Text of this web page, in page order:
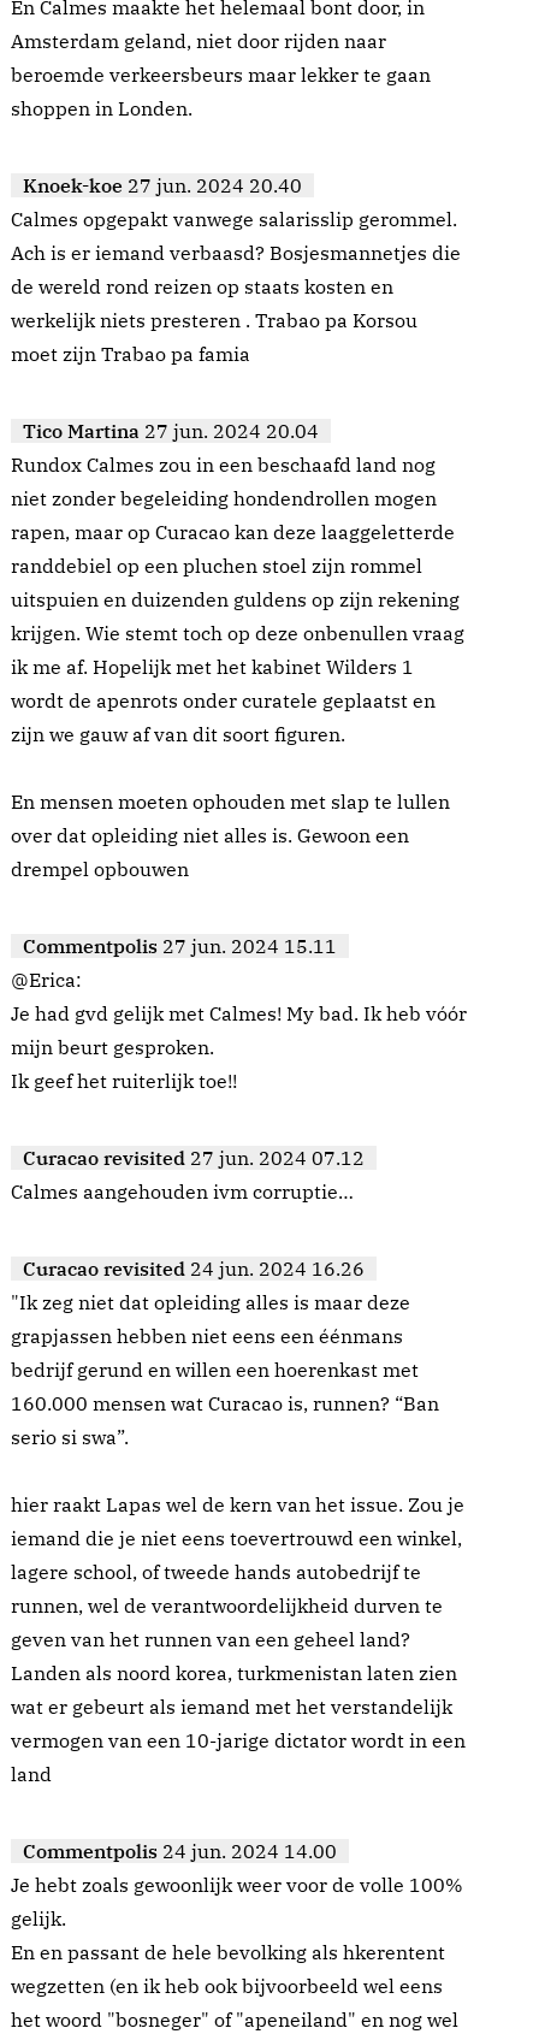
En Calmes maakte het helemaal bont door, in
Amsterdam geland, niet door rijden naar
beroemde verkeersbeurs maar lekker te gaan
shoppen in Londen.
Knoek-koe 27 jun. 2024 20.40
Calmes opgepakt vanwege salarisslip gerommel.
Ach is er iemand verbaasd? Bosjesmannetjes die
de wereld rond reizen op staats kosten en
werkelijk niets presteren . Trabao pa Korsou
moet zijn Trabao pa famia
Tico Martina 27 jun. 2024 20.04
Rundox Calmes zou in een beschaafd land nog
niet zonder begeleiding hondendrollen mogen
rapen, maar op Curacao kan deze laaggeletterde
randdebiel op een pluchen stoel zijn rommel
uitspuien en duizenden guldens op zijn rekening
krijgen. Wie stemt toch op deze onbenullen vraag
ik me af. Hopelijk met het kabinet Wilders 1
wordt de apenrots onder curatele geplaatst en
zijn we gauw af van dit soort figuren.
En mensen moeten ophouden met slap te lullen
over dat opleiding niet alles is. Gewoon een
drempel opbouwen
Commentpolis 27 jun. 2024 15.11
@Erica:
Je had gvd gelijk met Calmes! My bad. Ik heb vóór
mijn beurt gesproken.
Ik geef het ruiterlijk toe!!
Curacao revisited 27 jun. 2024 07.12
Calmes aangehouden ivm corruptie…
Curacao revisited 24 jun. 2024 16.26
"Ik zeg niet dat opleiding alles is maar deze
grapjassen hebben niet eens een éénmans
bedrijf gerund en willen een hoerenkast met
160.000 mensen wat Curacao is, runnen? “Ban
serio si swa”.
hier raakt Lapas wel de kern van het issue. Zou je
iemand die je niet eens toevertrouwd een winkel,
lagere school, of tweede hands autobedrijf te
runnen, wel de verantwoordelijkheid durven te
geven van het runnen van een geheel land?
Landen als noord korea, turkmenistan laten zien
wat er gebeurt als iemand met het verstandelijk
vermogen van een 10-jarige dictator wordt in een
land
Commentpolis 24 jun. 2024 14.00
Je hebt zoals gewoonlijk weer voor de volle 100%
gelijk.
En en passant de hele bevolking als hkerentent
wegzetten (en ik heb ook bijvoorbeeld wel eens
het woord "bosneger" of "apeneiland" en nog wel